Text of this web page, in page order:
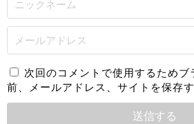
次回のコメントで使用するためブ
前、メールアドレス、サイトを保存す